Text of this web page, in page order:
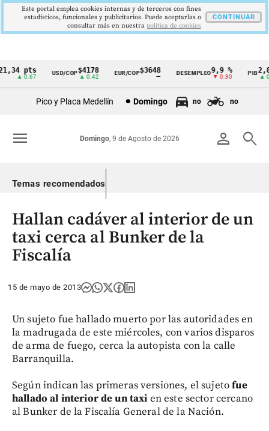
Cintillo
Colombia
pts
▲ 0.67
USD/COP$4178
▲ 0.42
EUR/COP$3648 DESEMPLEO 9,9 %
▼ 0.30
PIB2,8
▲
Pico y Placa Medellín Domingo no no
person search
Domingo, 9 de Agosto de 2026
menu
Temas recomendados
Hallan cadáver al interior de un
taxi cerca al Bunker de la
Fiscalía
15 de mayo de 2013
Un sujeto fue hallado muerto por las autoridades en
la madrugada de este miércoles, con varios disparos
de arma de fuego, cerca la autopista con la calle
Barranquilla.
Según indican las primeras versiones, el sujetofue
hallado al interior de un taxi en este sector cercano
al Bunker de la Fiscalía General de la Nación.
Este portal emplea cookies internas y de terceros con fines
estadísticos, funcionales y publicitarios. Puede aceptarlas o
consultar más en nuestra politica de cookies
CONTINUAR